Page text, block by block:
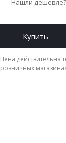
Нашли дешевле?
Купить
Цена действительна
розничных